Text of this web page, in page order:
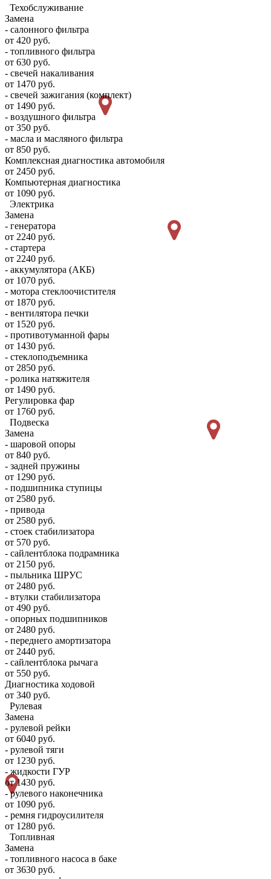
Техобслуживание
Замена
- салонного фильтра
от 420 руб.
- топливного фильтра
от 630 руб.
- свечей накаливания
от 1470 руб.
- свечей зажигания (комплект)
от 1490 руб.
- воздушного фильтра
от 350 руб.
- масла и масляного фильтра
от 850 руб.
Комплексная диагностика автомобиля
от 2450 руб.
Компьютерная диагностика
от 1090 руб.
Электрика
Замена
- генератора
от 2240 руб.
- стартера
от 2240 руб.
- аккумулятора (АКБ)
от 1070 руб.
- мотора стеклоочистителя
от 1870 руб.
- вентилятора печки
от 1520 руб.
- противотуманной фары
от 1430 руб.
- стеклоподъемника
от 2850 руб.
- ролика натяжителя
от 1490 руб.
Регулировка фар
от 1760 руб.
Подвеска
Замена
- шаровой опоры
от 840 руб.
- задней пружины
от 1290 руб.
- подшипника ступицы
от 2580 руб.
- привода
от 2580 руб.
- стоек стабилизатора
от 570 руб.
- сайлентблока подрамника
от 2150 руб.
- пыльника ШРУС
от 2480 руб.
- втулки стабилизатора
от 490 руб.
- опорных подшипников
от 2480 руб.
- переднего амортизатора
от 2440 руб.
- сайлентблока рычага
от 550 руб.
Диагностика ходовой
от 340 руб.
Рулевая
Замена
- рулевой рейки
от 6040 руб.
- рулевой тяги
от 1230 руб.
- жидкости ГУР
от 1430 руб.
- рулевого наконечника
от 1090 руб.
- ремня гидроусилителя
от 1280 руб.
Топливная
Замена
- топливного насоса в баке
от 3630 руб.